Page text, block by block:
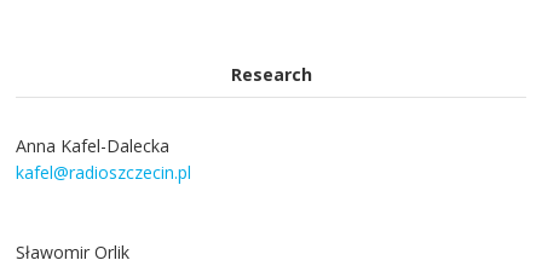
Research
Anna Kafel-Dalecka
kafel@radioszczecin.pl
Sławomir Orlik